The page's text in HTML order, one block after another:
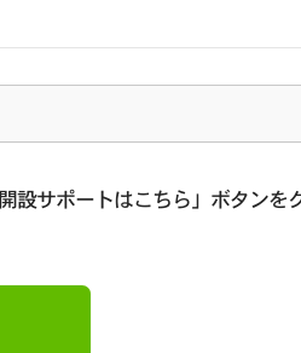
設サポートはこちら」ボタンを